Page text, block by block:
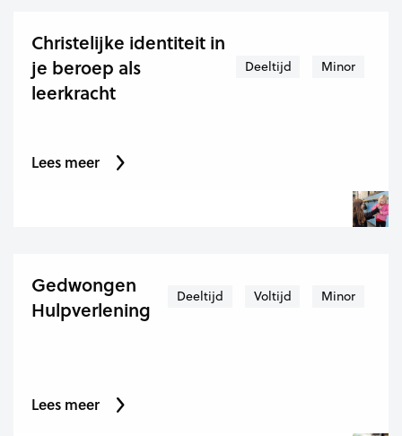
Christelijke identiteit in
je beroep als
leerkracht
Deeltijd Minor
Lees meer
Gedwongen
Hulpverlening
Deeltijd Voltijd Minor
Lees meer